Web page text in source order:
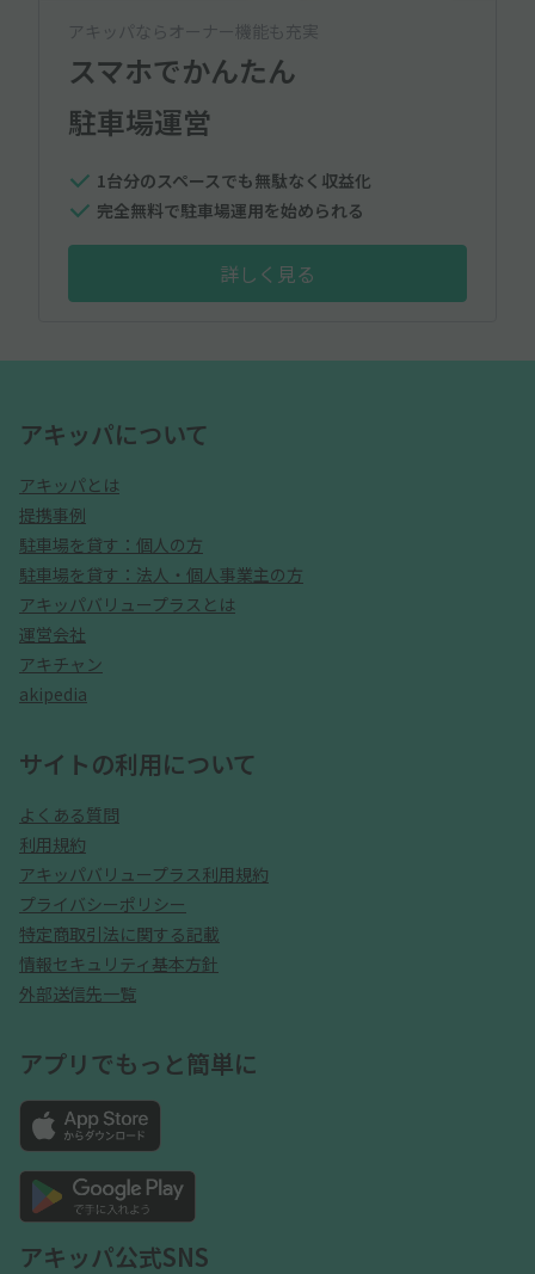
アキッパならオーナー機能も充実
スマホでかんたん
駐車場運営
1台分のスペースでも無駄なく収益化
完全無料で駐車場運用を始められる
詳しく見る
アキッパについて
アキッパとは
提携事例
駐車場を貸す：個人の方
駐車場を貸す：法人・個人事業主の方
アキッパバリュープラスとは
運営会社
アキチャン
akipedia
サイトの利用について
よくある質問
利用規約
アキッパバリュープラス利用規約
プライバシーポリシー
特定商取引法に関する記載
情報セキュリティ基本方針
外部送信先一覧
アプリでもっと簡単に
アキッパ公式SNS